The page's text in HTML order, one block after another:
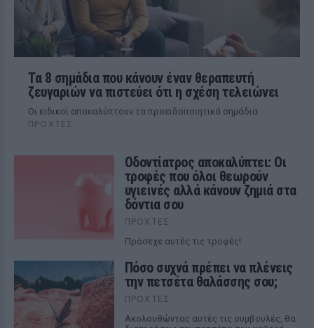
Τα 8 σημάδια που κάνουν έναν θεραπευτή
ζευγαριών να πιστεύει ότι η σχέση τελειώνει
Οι ειδικοί αποκαλύπτουν τα προειδοποιητικά σημάδια
ΠΡΟΧΤΈΣ
Οδοντίατρος αποκαλύπτει: Οι
τροφές που όλοι θεωρούν
υγιεινές αλλά κάνουν ζημιά στα
δόντια σου
ΠΡΟΧΤΈΣ
Πρόσεχε αυτές τις τροφές!
Πόσο συχνά πρέπει να πλένεις
την πετσέτα θαλάσσης σου;
ΠΡΟΧΤΈΣ
Ακολουθώντας αυτές τις συμβουλές, θα